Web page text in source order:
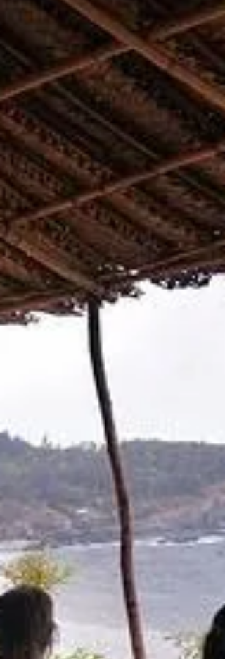
Детокс и йога отель Swa Swara находится
недалеко от деревушки Гокарна в штате
Карнатака, Гоа, куда ежегодно на
уже столетий...